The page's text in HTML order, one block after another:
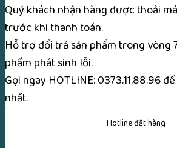
Quý khách nhận hàng được thoải
trước khi thanh toán.
Hỗ trợ đổi trả sản phẩm trong vòng
phẩm phát sinh lỗi.
Gọi ngay HOTLINE: 0373.11.88.96
nhất.
Hotline đặt hàng